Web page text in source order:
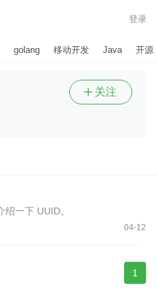
登录
golang 移动开发 Java 开源
 关注
04-12
一下 UUID。
1